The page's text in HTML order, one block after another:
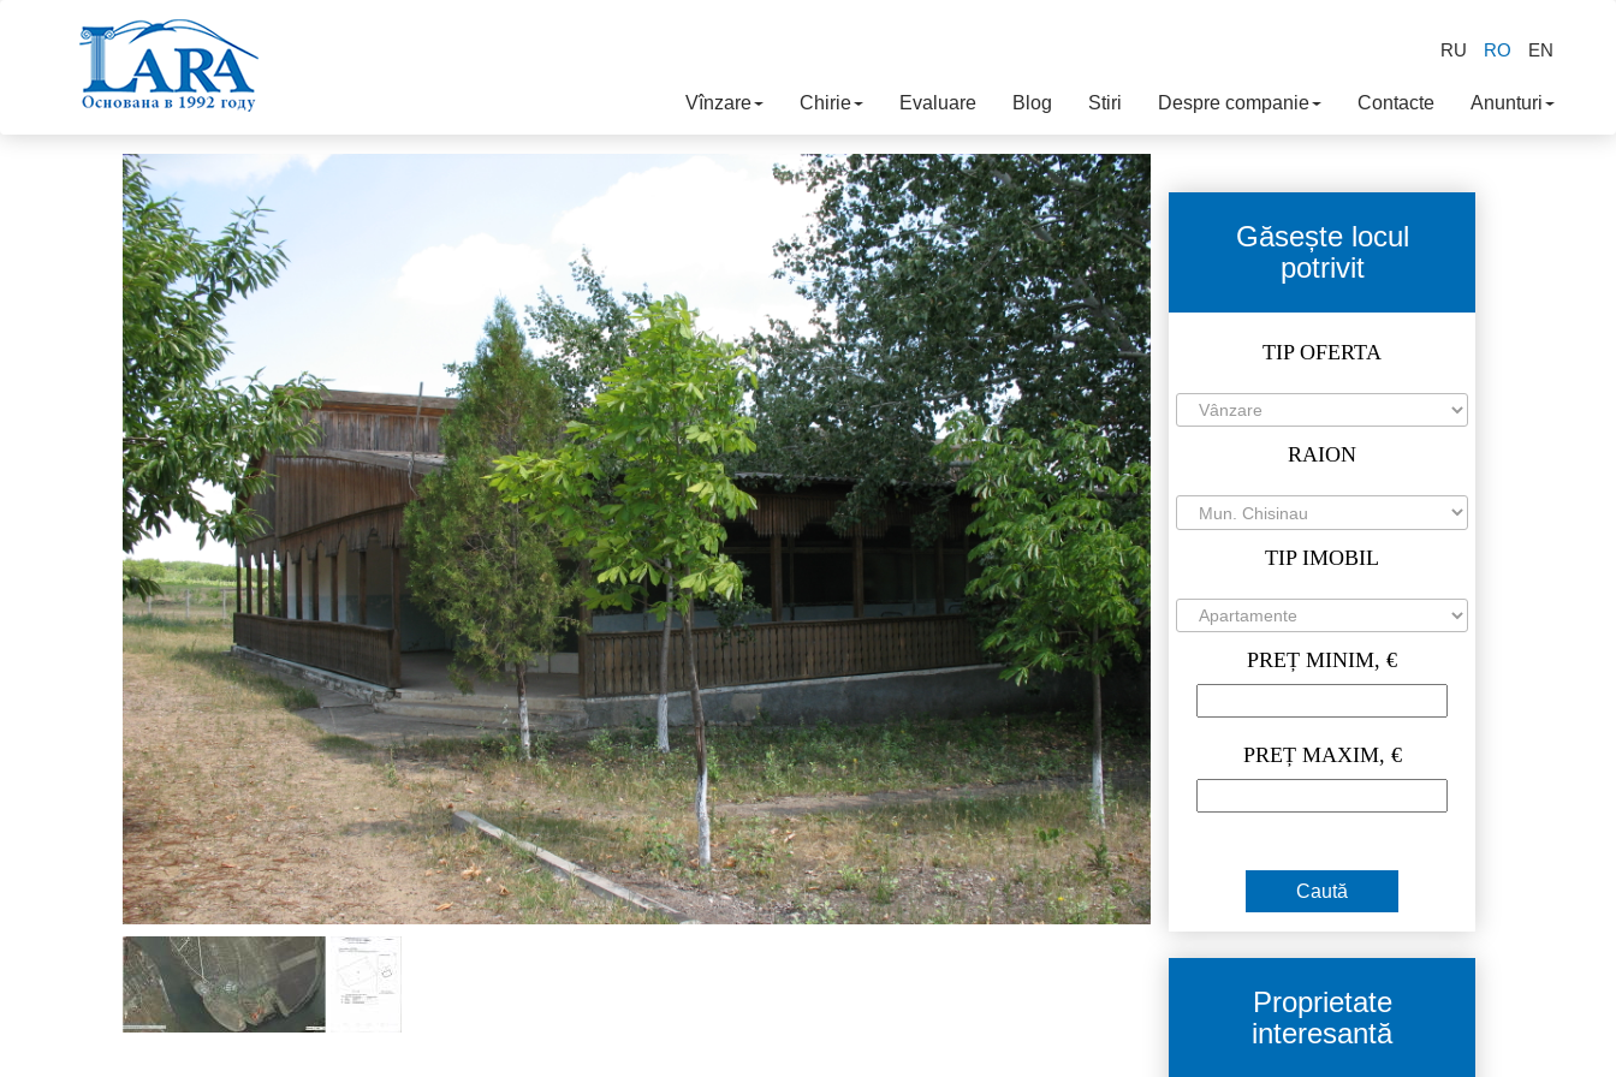
RU RO EN
Vînzare Chirie Evaluare Blog Stiri Despre companie Contacte Anunturi
Găsește locul
potrivit
TIP OFERTA
RAION
TIP IMOBIL
PREȚ MINIM, €
PREȚ MAXIM, €
Proprietate
interesantă